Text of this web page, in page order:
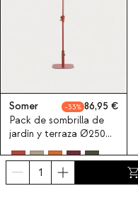
Somer 33
86,95
Pack de sombrilla de
jardín y terraza Ø250
cm con pie para
sombrilla de metal
Somer